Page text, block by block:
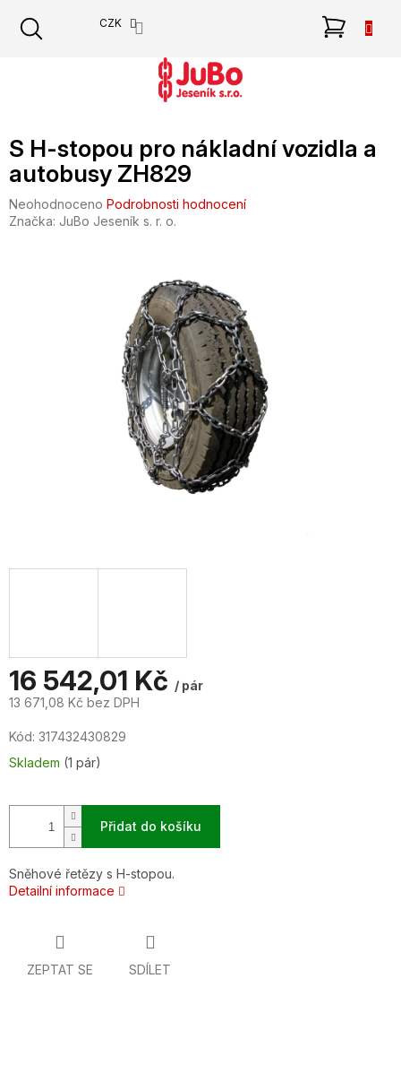
obsah
CZK
S H-stopou pro nákladní vozidla a
autobusy ZH829
Průměrné
hodnocení
Neohodnoceno Podrobnosti hodnocení
Značka: JuBo Jeseník s. r. o.
16 542,01 Kč / pár
13 671,08 Kč bez DPH
cena:
Kód: 317432430829
Skladem (1 pár)
Přidat do košíku
Sněhové řetězy s H-stopou.
Detailní informace
ZEPTAT SE SDÍLET